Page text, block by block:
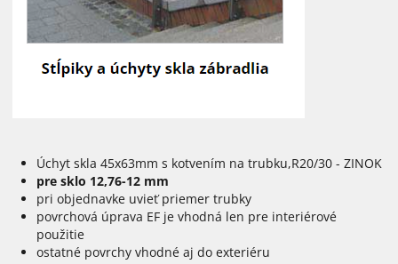
Úchyt skla 45x63mm s kotvením na trubku,R20/30 - ZINOK
pre sklo 12,76-12 mm
pri objednavke uvieť priemer trubky
povrchová úprava EF je vhodná len pre interiérové
použitie
ostatné povrchy vhodné aj do exteriéru